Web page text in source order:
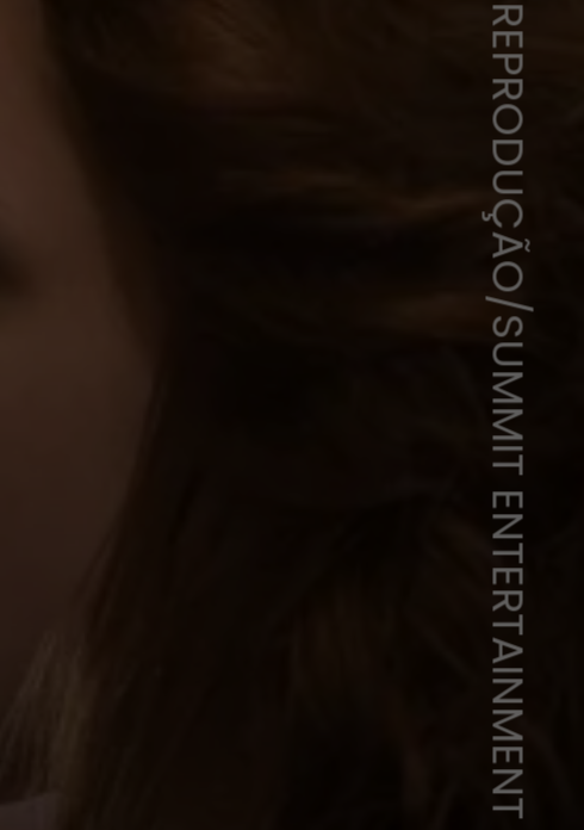
REPRODUÇÃO/SUMMIT ENTERTAINMENT